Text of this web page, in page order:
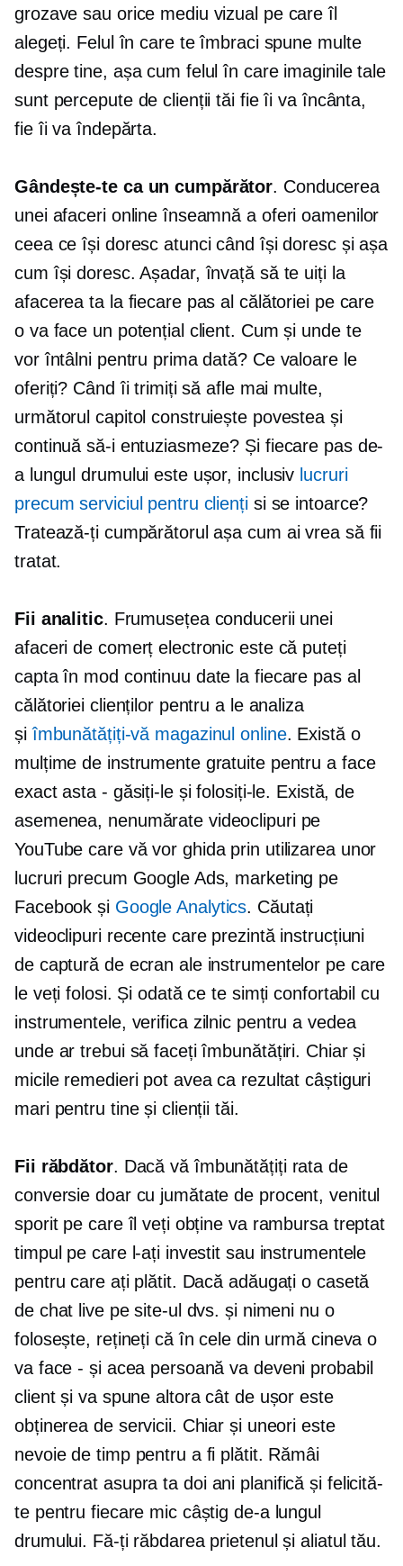
grozave sau orice mediu vizual pe care îl
alegeți. Felul în care te îmbraci spune multe
despre tine, așa cum felul în care imaginile tale
sunt percepute de clienții tăi fie îi va încânta,
fie îi va îndepărta.
Gândește-te ca un cumpărător. Conducerea
unei afaceri online înseamnă a oferi oamenilor
ceea ce își doresc atunci când își doresc și așa
cum își doresc. Așadar, învață să te uiți la
afacerea ta la fiecare pas al călătoriei pe care
o va face un potențial client. Cum și unde te
vor întâlni pentru prima dată? Ce valoare le
oferiți? Când îi trimiți să afle mai multe,
următorul capitol construiește povestea și
continuă să-i entuziasmeze? Și fiecare pas de-
a lungul drumului este ușor, inclusiv lucruri
precum serviciul pentru cliențisi se intoarce?
Tratează-ți cumpărătorul așa cum ai vrea să fii
tratat.
Fii analitic. Frumusețea conducerii unei
afaceri de comerț electronic este că puteți
capta în mod continuu date la fiecare pas al
călătoriei clienților pentru a le analiza
șiîmbunătățiți-vă magazinul online. Există o
mulțime de instrumente gratuite pentru a face
exact asta - găsiți-le și folosiți-le. Există, de
asemenea, nenumărate videoclipuri pe
YouTube care vă vor ghida prin utilizarea unor
lucruri precum Google Ads, marketing pe
Facebook și Google Analytics. Căutați
videoclipuri recente care prezintă instrucțiuni
de captură de ecran ale instrumentelor pe care
le veți folosi. Și odată ce te simți confortabil cu
instrumentele, verificazilnic pentru a vedea
unde ar trebui să faceți îmbunătățiri. Chiar și
micile remedieri pot avea ca rezultat câștiguri
mari pentru tine și clienții tăi.
Fii răbdător. Dacă vă îmbunătățiți rata de
conversie doar cu jumătate de procent, venitul
sporit pe care îl veți obține va rambursa treptat
timpul pe care l-ați investit sau instrumentele
pentru care ați plătit. Dacă adăugați o casetă
de chat live pe site-ul dvs. și nimeni nu o
folosește, rețineți că în cele din urmă cineva o
va face - și acea persoană va deveni probabil
client și va spune altora cât de ușor este
obținerea de servicii. Chiar și uneori este
nevoie de timp pentru a fi plătit. Rămâi
concentrat asupra ta doi ani planifică și felicită-
te pentru fiecare mic câștig de-a lungul
drumului. Fă-ți răbdarea prietenul și aliatul tău.